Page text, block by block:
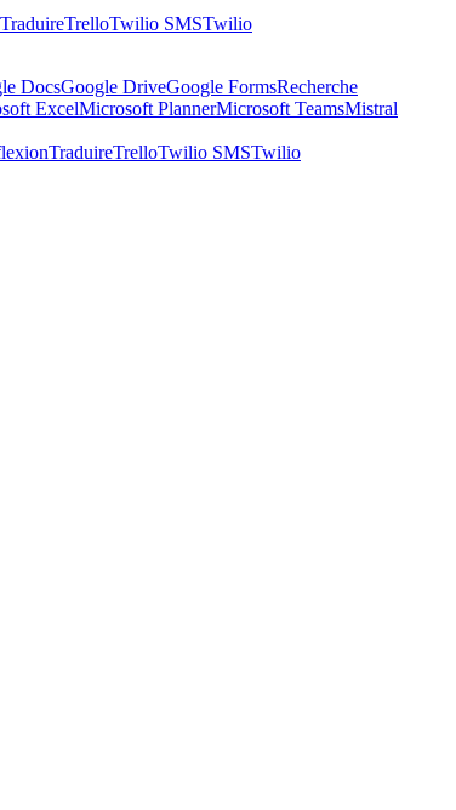
TraduireTrelloTwilio SMSTwilio
DocsGoogle DriveGoogle FormsRecherche
ExcelMicrosoft PlannerMicrosoft TeamsMistral
TraduireTrelloTwilio SMSTwilio